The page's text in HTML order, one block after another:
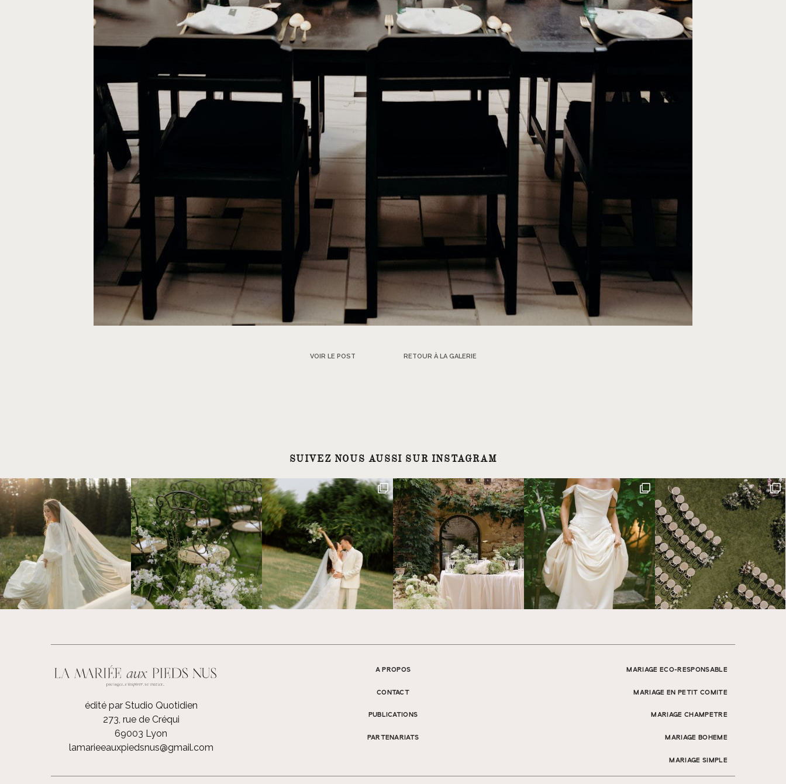
VOIR LE POST RETOUR À LA GALERIE
SUIVEZ NOUS AUSSI SUR INSTAGRAM
édité par Studio Quotidien
273, rue de Créqui
69003 Lyon
lamarieeauxpiedsnus@gmail.com
A PROPOS
CONTACT
PUBLICATIONS
PARTENARIATS
MARIAGE ECO-RESPONSABLE
MARIAGE EN PETIT COMITE
MARIAGE CHAMPETRE
MARIAGE BOHEME
MARIAGE SIMPLE